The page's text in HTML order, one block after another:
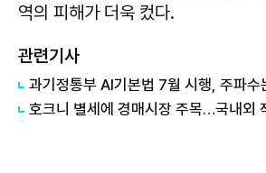
역의 피해가 더욱 컸다.
관련기사
호크니 별세에 경매시장 주목…국내외